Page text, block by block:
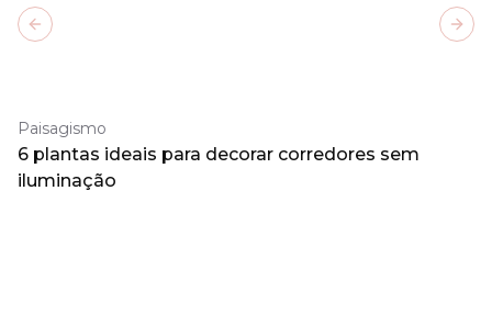
Paisagismo
6 plantas ideais para decorar corredores sem
iluminação
Previous slide